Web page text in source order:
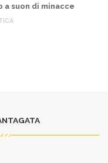
a suon di minacce